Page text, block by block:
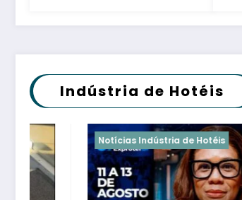
Indústria de Hotéis
Notícias Indústria de Hotéis